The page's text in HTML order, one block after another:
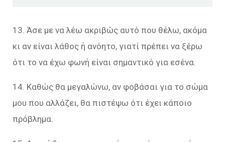
13. Άσε με να λέω ακριβώς αυτό που θέλω, ακόμα
κι αν είναι λάθος ή ανόητο, γιατί πρέπει να ξέρω
ότι το να έχω φωνή είναι σημαντικό για εσένα.
14. Καθώς θα μεγαλώνω, αν φοβάσαι για το σώμα
μου που αλλάζει, θα πιστέψω ότι έχει κάποιο
πρόβλημα.